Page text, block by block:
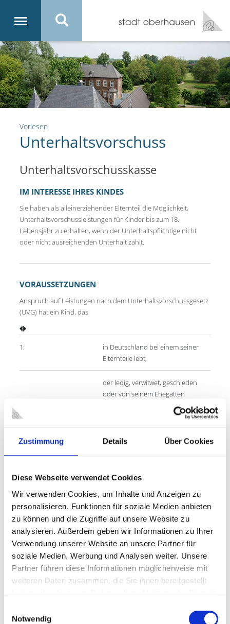
Zustimmung Details Über Cookies
Diese Webseite verwendet Cookies
Wir verwenden Cookies, um Inhalte und Anzeigen zu
personalisieren, Funktionen für soziale Medien anbieten
zu können und die Zugriffe auf unsere Website zu
analysieren. Außerdem geben wir Informationen zu Ihrer
Verwendung unserer Website an unsere Partner für
soziale Medien, Werbung und Analysen weiter. Unsere
Partner führen diese Informationen möglicherweise mit
weiteren Daten zusammen, die Sie ihnen bereitgestellt
Notwendig
Vorlesen
Unterhaltsvorschuss
Unterhaltsvorschusskasse
IM INTERESSE IHRES KINDES
Sie haben als alleinerziehender Elternteil die Möglichkeit,
Unterhaltsvorschussleistungen für Kinder bis zum 18.
Lebensjahr zu erhalten, wenn der Unterhaltspflichtige nicht
oder nicht ausreichenden Unterhalt zahlt.
VORAUSSETZUNGEN
Anspruch auf Leistungen nach dem Unterhaltsvorschussgesetz
(UVG) hat ein Kind, das
1.
in Deutschland bei einem seiner
Elternteile lebt,
der ledig, verwitwet, geschieden
oder von seinem Ehegatten
oder
dessen Ehegatte für voraussichtlich
wenigstens 6 Monate in einer
2.
nicht oder nicht regelmäßig die
nach der Düsseldorfer Tabelle von
dem anderen Elternteil erhält. Bei
Bezug von Waisenrente besteht ein
Anspruch auf Unterhaltsvorschuss
nur, wenn der Lebensunterhalt des
Kindes durch die Waisenrente nicht
ausreichend gedeckt ist.